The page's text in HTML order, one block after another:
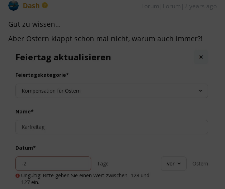
Dash Forum|Forum|2 years ago
Gut zu wissen…
Aber Ostern klappt schon mal nicht, warum auch immer?!